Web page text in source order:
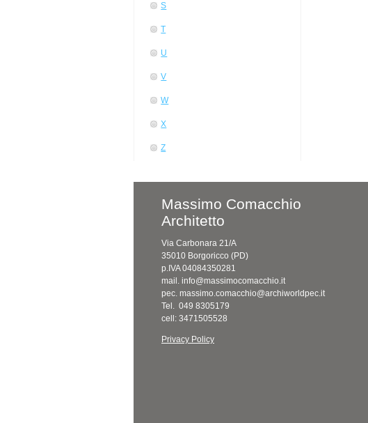
S
T
U
V
W
X
Z
Massimo Comacchio
Architetto
Via Carbonara 21/A
35010 Borgoricco (PD)
p.IVA 04084350281
mail. info@massimocomacchio.it
pec. massimo.comacchio@archiworldpec.it
Tel. 049 8305179
cell: 3471505528
Privacy Policy